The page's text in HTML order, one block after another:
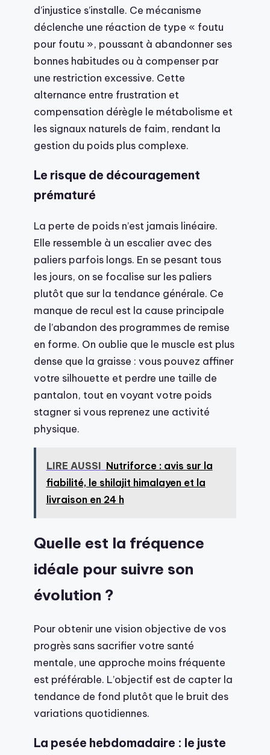
d’injustice s’installe. Ce mécanisme
déclenche une réaction de type « foutu
pour foutu », poussant à abandonner ses
bonnes habitudes ou à compenser par
une restriction excessive. Cette
alternance entre frustration et
compensation dérègle le métabolisme et
les signaux naturels de faim, rendant la
gestion du poids plus complexe.
Le risque de découragement
prématuré
La perte de poids n’est jamais linéaire.
Elle ressemble à un escalier avec des
paliers parfois longs. En se pesant tous
les jours, on se focalise sur les paliers
plutôt que sur la tendance générale. Ce
manque de recul est la cause principale
de l’abandon des programmes de remise
en forme. On oublie que le muscle est plus
dense que la graisse : vous pouvez affiner
votre silhouette et perdre une taille de
pantalon, tout en voyant votre poids
stagner si vous reprenez une activité
physique.
LIRE AUSSI Nutriforce : avis sur la
fiabilité, le shilajit himalayen et la
livraison en 24 h
Quelle est la fréquence
idéale pour suivre son
évolution ?
Pour obtenir une vision objective de vos
progrès sans sacrifier votre santé
mentale, une approche moins fréquente
est préférable. L’objectif est de capter la
tendance de fond plutôt que le bruit des
variations quotidiennes.
La pesée hebdomadaire : le juste